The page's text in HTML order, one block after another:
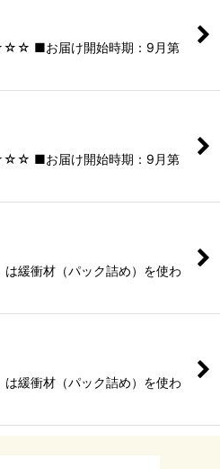
■お届け開始時期：9月第
■お届け開始時期：9月第
緩衝材（パック詰め）を使わ
緩衝材（パック詰め）を使わ